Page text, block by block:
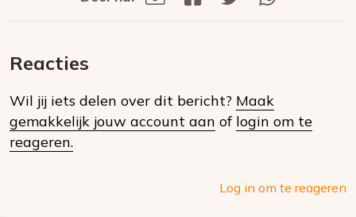
Deel
social
Reacties
Wil jij iets delen over dit bericht? Maak
gemakkelijk jouw account aan of login om te
reageren.
Log in om te reageren